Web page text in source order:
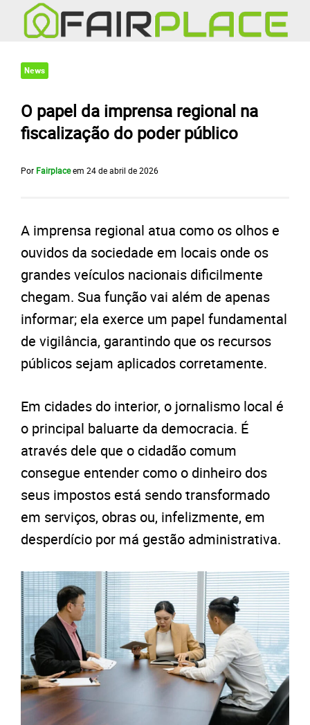
News
O papel da imprensa regional na
fiscalização do poder público
Por Fairplaceem 24 de abril de 2026
A imprensa regional atua como os olhos e
ouvidos da sociedade em locais onde os
grandes veículos nacionais dificilmente
chegam. Sua função vai além de apenas
informar; ela exerce um papel fundamental
de vigilância, garantindo que os recursos
públicos sejam aplicados corretamente.
Em cidades do interior, o jornalismo local é
o principal baluarte da democracia. É
através dele que o cidadão comum
consegue entender como o dinheiro dos
seus impostos está sendo transformado
em serviços, obras ou, infelizmente, em
desperdício por má gestão administrativa.